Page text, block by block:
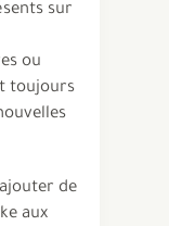
sur
ou
toujours
de
aux